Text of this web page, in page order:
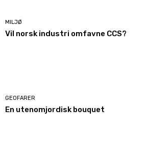
MILJØ
Vil norsk industri omfavne CCS?
GEOFARER
En utenomjordisk bouquet